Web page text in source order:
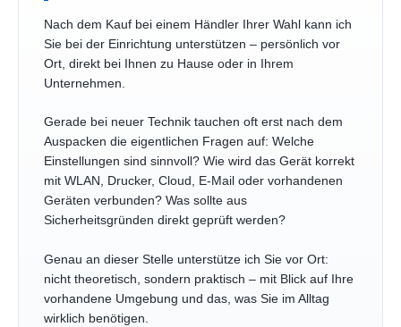
Nach dem Kauf bei einem Händler Ihrer Wahl kann ich
Sie bei der Einrichtung unterstützen – persönlich vor
Ort, direkt bei Ihnen zu Hause oder in Ihrem
Unternehmen.
Gerade bei neuer Technik tauchen oft erst nach dem
Auspacken die eigentlichen Fragen auf: Welche
Einstellungen sind sinnvoll? Wie wird das Gerät korrekt
mit WLAN, Drucker, Cloud, E-Mail oder vorhandenen
Geräten verbunden? Was sollte aus
Sicherheitsgründen direkt geprüft werden?
Genau an dieser Stelle unterstütze ich Sie vor Ort:
nicht theoretisch, sondern praktisch – mit Blick auf Ihre
vorhandene Umgebung und das, was Sie im Alltag
wirklich benötigen.